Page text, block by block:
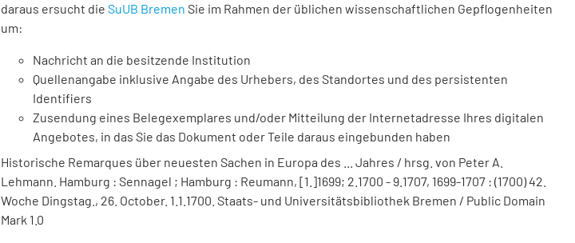
daraus ersucht die SuUB Bremen Sie im Rahmen der üblichen wissenschaftlichen Gepflogenheiten
um:
Nachricht an die besitzende Institution
Quellenangabe inklusive Angabe des Urhebers, des Standortes und des persistenten
Identifiers
Zusendung eines Belegexemplares und/oder Mitteilung der Internetadresse Ihres digitalen
Angebotes, in das Sie das Dokument oder Teile daraus eingebunden haben
Historische Remarques über neuesten Sachen in Europa des ... Jahres / hrsg. von Peter A.
Lehmann. Hamburg : Sennagel ; Hamburg : Reumann, [1.]1699; 2.1700 - 9.1707, 1699-1707 : (1700) 42.
Woche Dingstag., 26. October. 1.1.1700. Staats- und Universitätsbibliothek Bremen / Public Domain
Mark 1.0